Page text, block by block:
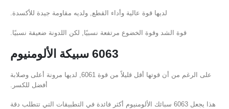
لديها قوة عالية وأداء القطع, ولديه مقاومة جيدة للأكسدة.
قوة الشد وقوة الخضوع مرتفعة نسبيًا, لكن اللدونة ضعيفة نسبيًا.
6063 سبيكة الألومنيوم
على الرغم من أن قوتها أقل قليلاً من قوة 6061, لديها مرونة أعلى وصلابة
أفضل للكسر.
هذا يجعل 6063 سبائك الألومنيوم أكثر فائدة في التطبيقات التي تتطلب دقة